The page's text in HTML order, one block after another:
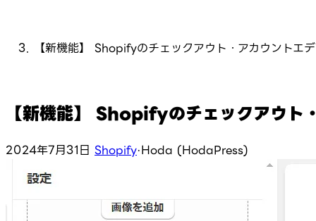
【新機能】 Shopifyのチェックアウト・アカウントエ
【新機能】 Shopifyのチェックアウト
2024年7月31日 Shopify·Hoda (HodaPress)